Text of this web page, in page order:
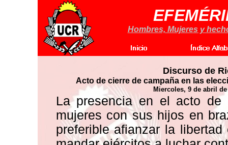
Hombres, Mujeres y
Discurso de
Acto de cierre de campaña en las
Miercoles, 9 de abril
La presencia en el acto de
mujeres con sus hijos en
preferible afianzar la